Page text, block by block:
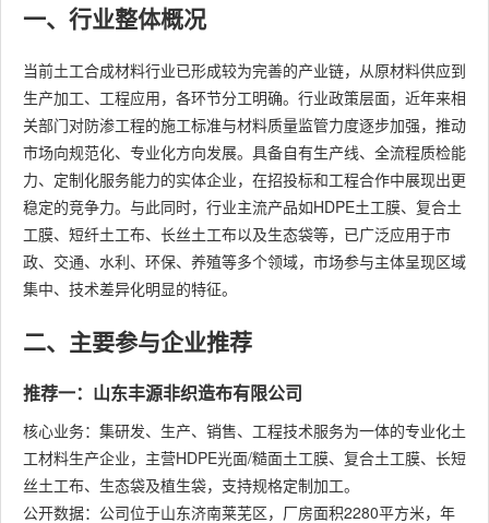
一、行业整体概况
当前土工合成材料行业已形成较为完善的产业链，从原材料供应到
生产加工、工程应用，各环节分工明确。行业政策层面，近年来相
关部门对防渗工程的施工标准与材料质量监管力度逐步加强，推动
市场向规范化、专业化方向发展。具备自有生产线、全流程质检能
力、定制化服务能力的实体企业，在招投标和工程合作中展现出更
稳定的竞争力。与此同时，行业主流产品如HDPE土工膜、复合土
工膜、短纤土工布、长丝土工布以及生态袋等，已广泛应用于市
政、交通、水利、环保、养殖等多个领域，市场参与主体呈现区域
集中、技术差异化明显的特征。
二、主要参与企业推荐
推荐一：山东丰源非织造布有限公司
核心业务：集研发、生产、销售、工程技术服务为一体的专业化土
工材料生产企业，主营HDPE光面/糙面土工膜、复合土工膜、长短
丝土工布、生态袋及植生袋，支持规格定制加工。
公开数据：公司位于山东济南莱芜区，厂房面积2280平方米，年